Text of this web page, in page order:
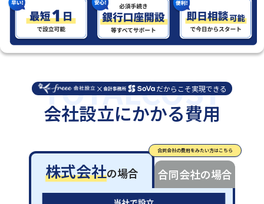
× だからこそ実現できる
会社設立にかかる費用
TOTALCOST
株式会社の場合
合同会社の費用をみたい方はこちら
合同会社の場合